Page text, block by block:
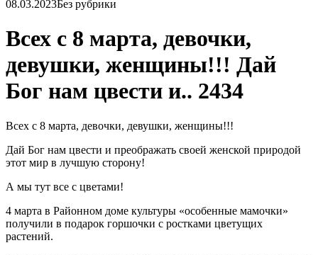
08.03.2023Без рубрики
Всех с 8 марта, девочки,
девушки, женщины!!! Дай
Бог нам цвести и.. 2434
Всех с 8 марта, девочки, девушки, женщины!!!
Дай Бог нам цвести и преображать своей женской природой
этот мир в лучшую сторону!
А мы тут все с цветами!
4 марта в Районном доме культуры «особенные мамочки»
получили в подарок горшочки с ростками цветущих
растений.